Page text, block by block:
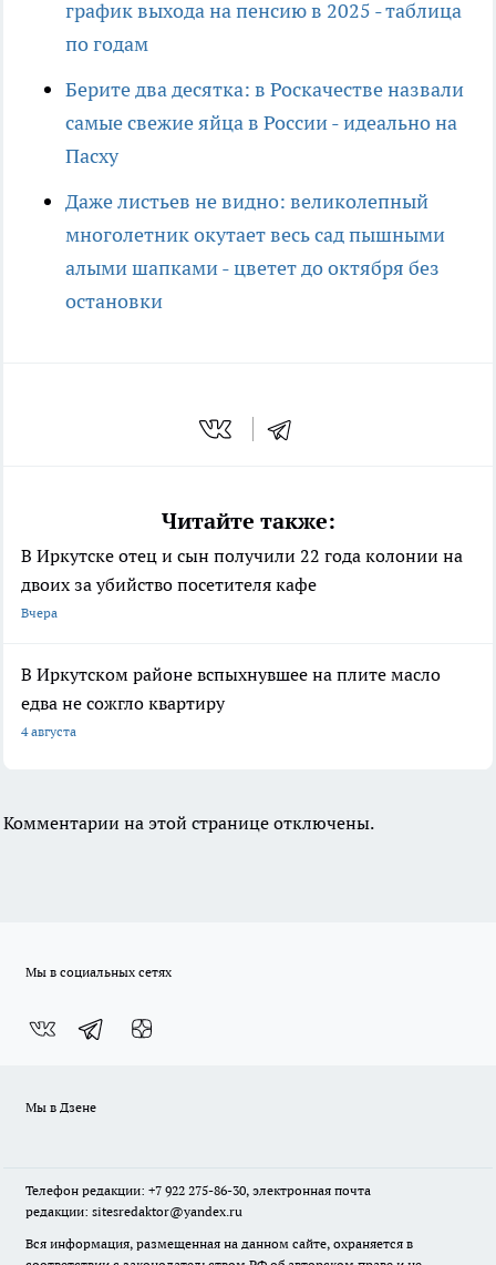
график выхода на пенсию в 2025 - таблица
по годам
Берите два десятка: в Роскачестве назвали
самые свежие яйца в России - идеально на
Пасху
Даже листьев не видно: великолепный
многолетник окутает весь сад пышными
алыми шапками - цветет до октября без
остановки
Читайте также:
В Иркутске отец и сын получили 22 года колонии на
двоих за убийство посетителя кафе
Вчера
В Иркутском районе вспыхнувшее на плите масло
едва не сожгло квартиру
4 августа
Комментарии на этой странице отключены.
Мы в социальных сетях
Мы в Дзене
Телефон редакции: +7 922 275-86-30, электронная почта
редакции: sitesredaktor@yandex.ru
Вся информация, размещенная на данном сайте, охраняется в